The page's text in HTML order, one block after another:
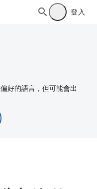
登入
好的語言，但可能會出